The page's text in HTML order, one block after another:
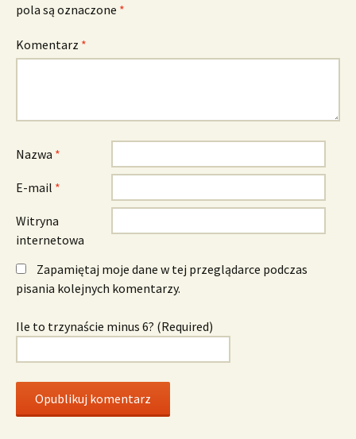
pola są oznaczone *
Komentarz *
Nazwa *
E-mail *
Witryna
internetowa
Zapamiętaj moje dane w tej przeglądarce podczas
pisania kolejnych komentarzy.
Ile to trzynaście minus 6? (Required)